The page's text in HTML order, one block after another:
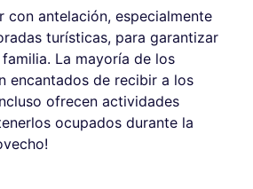
con antelación, especialmente
turísticas, para garantizar
La mayoría de los
encantados de recibir a los
ofrecen actividades
ocupados durante la